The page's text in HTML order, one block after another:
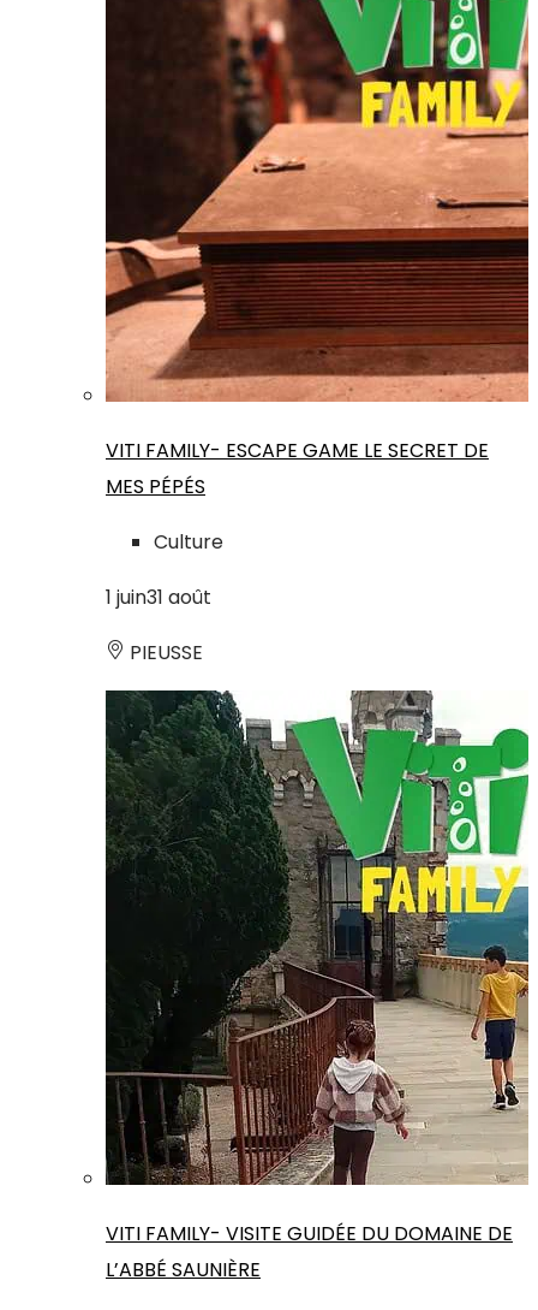
VITI FAMILY- ESCAPE GAME LE SECRET DE
MES PÉPÉS
Culture
1 juin31 août
PIEUSSE
VITI FAMILY- VISITE GUIDÉE DU DOMAINE DE
L’ABBÉ SAUNIÈRE